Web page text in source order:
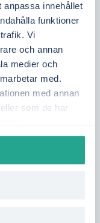
anpassa innehållet
funktioner
Vi
och annan
medier och
med.
med annan
som de har
utbud och
kärnkraft,
samt
från norra
dag för dag